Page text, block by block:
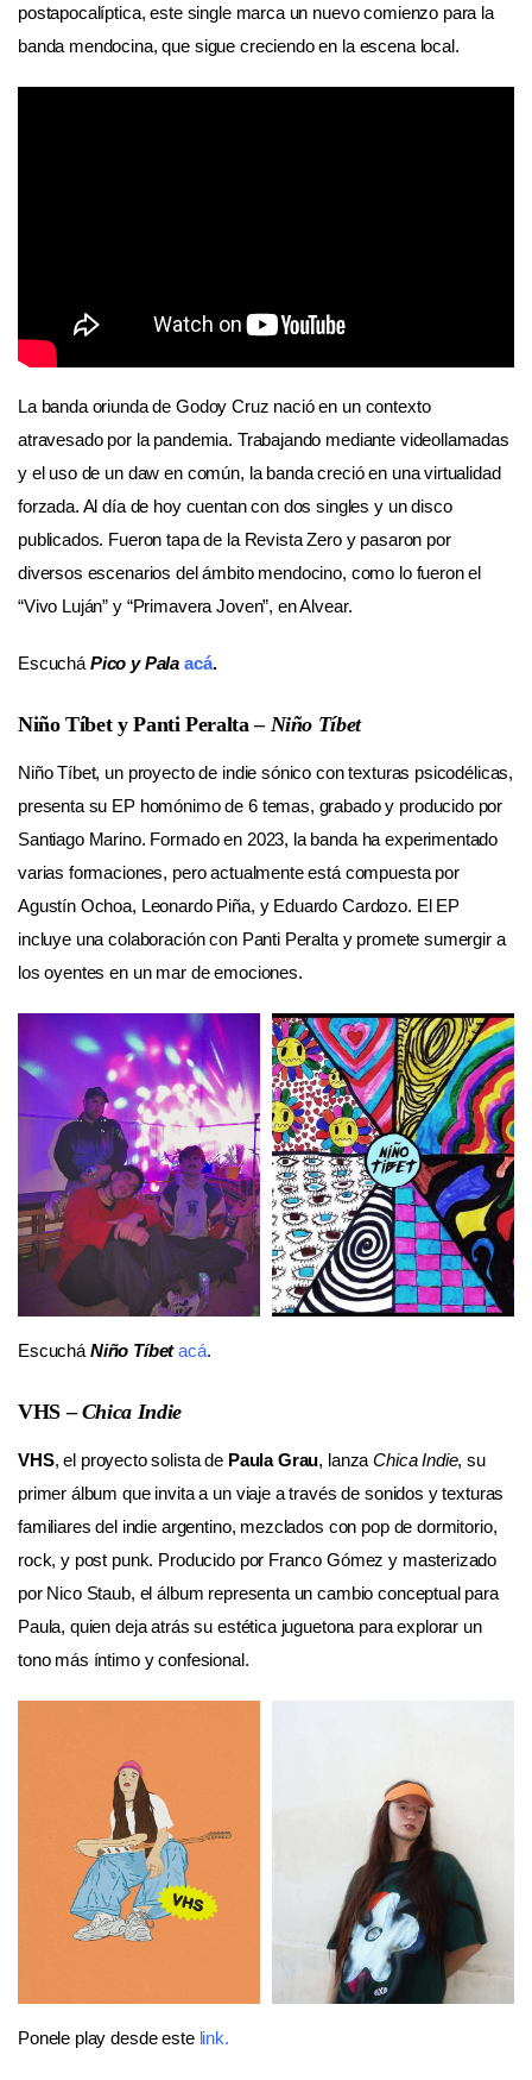
postapocalíptica, este single marca un nuevo comienzo para la
banda mendocina, que sigue creciendo en la escena local.
La banda oriunda de Godoy Cruz nació en un contexto
atravesado por la pandemia. Trabajando mediante videollamadas
y el uso de un daw en común, la banda creció en una virtualidad
forzada. Al día de hoy cuentan con dos singles y un disco
publicados. Fueron tapa de la Revista Zero y pasaron por
diversos escenarios del ámbito mendocino, como lo fueron el
“Vivo Luján” y “Primavera Joven”, en Alvear.
Escuchá Pico y Pala acá.
Niño Tíbet y Panti Peralta – Niño Tíbet
Niño Tíbet, un proyecto de indie sónico con texturas psicodélicas,
presenta su EP homónimo de 6 temas, grabado y producido por
Santiago Marino. Formado en 2023, la banda ha experimentado
varias formaciones, pero actualmente está compuesta por
Agustín Ochoa, Leonardo Piña, y Eduardo Cardozo. El EP
incluye una colaboración con Panti Peralta y promete sumergir a
los oyentes en un mar de emociones.
Escuchá Niño Tíbet acá.
VHS –Chica Indie
VHS, el proyecto solista de Paula Grau, lanzaChica Indie, su
primer álbum que invita a un viaje a través de sonidos y texturas
familiares del indie argentino, mezclados con pop de dormitorio,
rock, y post punk. Producido por Franco Gómez y masterizado
por Nico Staub, el álbum representa un cambio conceptual para
Paula, quien deja atrás su estética juguetona para explorar un
tono más íntimo y confesional.
Ponele play desde este link.